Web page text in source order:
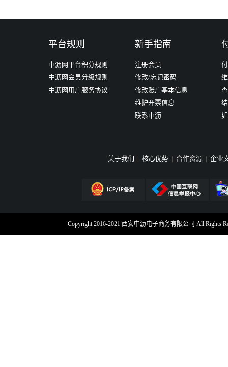
立即购买平台规则
中沥网平台积分规则
中沥网会员分级规则
中沥网用户服务协议
新手指南
注册会员
修改/忘记密码
修改账户基本信息
维护开票信息
联系中沥
关于我们 | 核心优势 | 合作资源 | 企业
Copyright 2016-2021 西安中沥电子商务有限公司 All